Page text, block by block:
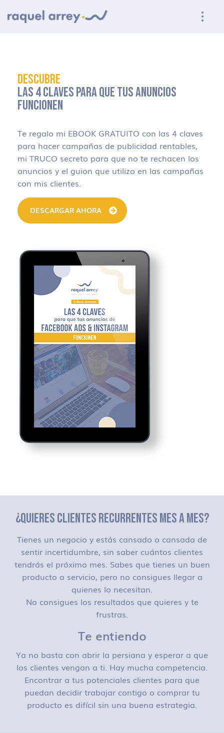
DESCUBRE
LAS 4 CLAVES PARA QUE TUS ANUNCIOS
FUNCIONEN
Te regalo mi EBOOK GRATUITO con las 4 claves
para hacer campañas de publicidad rentables,
mi TRUCO secreto para que no te rechacen los
anuncios y el guion que utilizo en las campañas
con mis clientes.
DESCARGAR AHORA
¿QUIERES CLIENTES RECURRENTES MES A MES?
Tienes un negocio y estás cansado o cansada de
sentir incertidumbre, sin saber cuántos clientes
tendrás el próximo mes. Sabes que tienes un buen
producto o servicio, pero no consigues llegar a
quienes lo necesitan.
No consigues los resultados que quieres y te
frustras.
Te entiendo
Ya no basta con abrir la persiana y esperar a que
los clientes vengan a ti. Hay mucha competencia.
Encontrar a tus potenciales clientes para que
puedan decidir trabajar contigo o comprar tu
producto es difícil sin una buena estrategia.